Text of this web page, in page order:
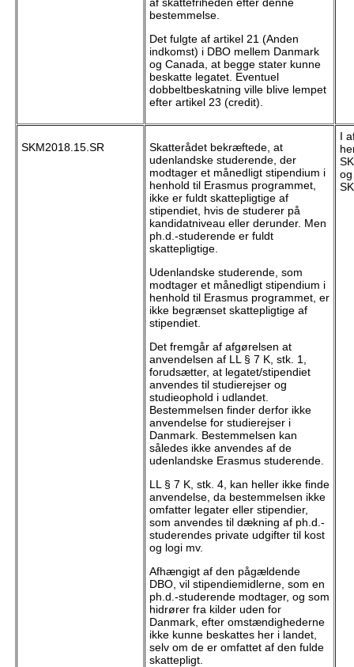
bestemmelse.
Det fulgte af artikel 21 (Anden
indkomst) i DBO mellem Danmark
og Canada, at begge stater kunne
beskatte legatet. Eventuel
dobbeltbeskatning ville blive lempet
efter artikel 23 (credit).
SKM2018.15.SR
Skatterådet bekræftede, at
udenlandske studerende, der
modtager et månedligt stipendium i
henhold til Erasmus programmet,
ikke er fuldt skattepligtige af
stipendiet, hvis de studerer på
kandidatniveau eller derunder. Men
ph.d.-studerende er fuldt
skattepligtige.
Udenlandske studerende, som
modtager et månedligt stipendium i
henhold til Erasmus programmet, er
ikke begrænset skattepligtige af
stipendiet.
Det fremgår af afgørelsen at
anvendelsen af LL § 7 K, stk. 1,
forudsætter, at legatet/stipendiet
anvendes til studierejser og
studieophold i udlandet.
Bestemmelsen finder derfor ikke
anvendelse for studierejser i
Danmark. Bestemmelsen kan
således ikke anvendes af de
udenlandske Erasmus studerende.
LL § 7 K, stk. 4, kan heller ikke finde
anvendelse, da bestemmelsen ikke
omfatter legater eller stipendier,
som anvendes til dækning af ph.d.-
studerendes private udgifter til kost
og logi mv.
Afhængigt af den pågældende
DBO, vil stipendiemidlerne, som en
ph.d.-studerende modtager, og som
hidrører fra kilder uden for
Danmark, efter omstændighederne
ikke kunne beskattes her i landet,
selv om de er omfattet af den fulde
skattepligt.
I
og